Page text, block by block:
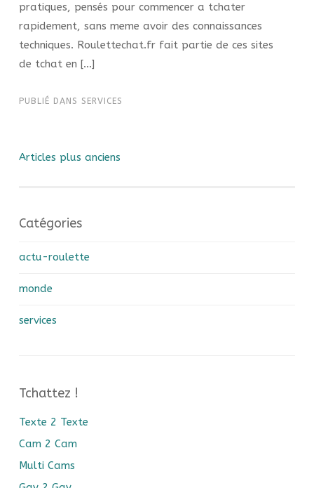
pratiques, pensés pour commencer a tchater
rapidement, sans meme avoir des connaissances
techniques. Roulettechat.fr fait partie de ces sites
de tchat en […]
PUBLIÉ DANS SERVICES
Articles plus anciens
Catégories
actu-roulette
monde
services
Tchattez !
Texte 2 Texte
Cam 2 Cam
Multi Cams